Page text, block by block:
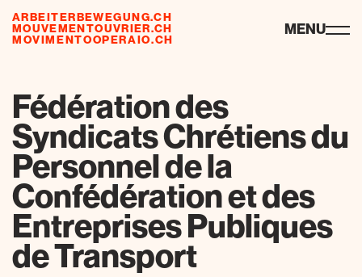
ARBEITERBEWEGUNG.CH
MOUVEMENTOUVRIER.CH
MOVIMENTOOPERAIO.CH
ressourcen MENU
Fédération des
Syndicats Chrétiens du
Personnel de la
Confédération et des
Entreprises Publiques
de Transport